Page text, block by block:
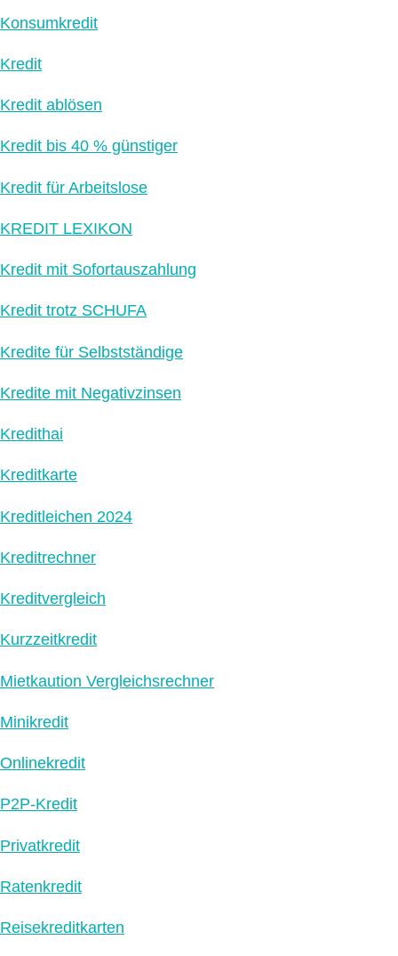
Konsumkredit
Kredit
Kredit ablösen
Kredit bis 40 % günstiger
Kredit für Arbeitslose
KREDIT LEXIKON
Kredit mit Sofortauszahlung
Kredit trotz SCHUFA
Kredite für Selbstständige
Kredite mit Negativzinsen
Kredithai
Kreditkarte
Kreditleichen 2024
Kreditrechner
Kreditvergleich
Kurzzeitkredit
Mietkaution Vergleichsrechner
Minikredit
Onlinekredit
P2P-Kredit
Privatkredit
Ratenkredit
Reisekreditkarten